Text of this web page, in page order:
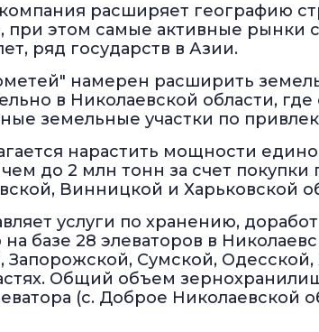
расширяет географию
при этом самые активные рынки
ряд государств в Азии.
намерен расширить
в Николаевской области,
земельные участки по
нарастить мощности
до 2 млн тонн за счет покупки
Винницкой и Харьковской
услуги по хранению,
базе 28 элеваторов в
Запорожской, Сумской, Одесской,
Общий объем
(с. Доброе Николаевской